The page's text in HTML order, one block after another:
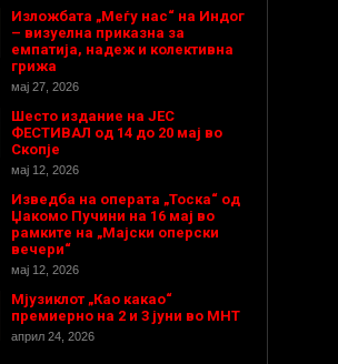
Изложбата „Меѓу нас“ на Индог
– визуелна приказна за
емпатија, надеж и колективна
грижа
мај 27, 2026
Шесто издание на ЈЕС
ФЕСТИВАЛ од 14 до 20 мај во
Скопје
мај 12, 2026
Изведба на операта „Тоска“ од
Џакомо Пучини на 16 мај во
рамките на „Мајски оперски
вечери“
мај 12, 2026
Мјузиклот „Као какао“
премиерно на 2 и 3 јуни во МНТ
април 24, 2026